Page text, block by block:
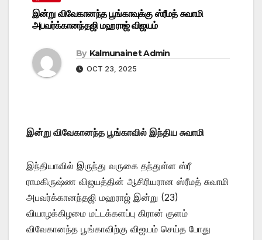
இன்று விவேகானந்த பூங்காவுக்கு ஸ்ரீமத் சுவாமி
அபவர்க்கானந்தஜி மஹராஜ் விஜயம்
By Kalmunainet Admin
OCT 23, 2025
இன்று விவேகானந்த பூங்காவில் இந்திய சுவாமி
இந்தியாவில் இருந்து வருகை தந்துள்ள ஸ்ரீ
ராமகிருஷ்ண விஜயத்தின் ஆசிரியரான ஸ்ரீமத் சுவாமி
அபவர்க்கானந்தஜி மஹராஜ் இன்று (23)
வியாழக்கிழமை மட்டக்களப்பு கிரான் குளம்
விவேகானந்த பூங்காவிற்கு விஐயம் செய்த போது